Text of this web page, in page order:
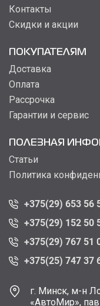
Контакты
Скидки и акции
ПОКУПАТЕЛЯМ
Доставка
Оплата
Рассрочка
Гарантии и сервис
ПОЛЕЗНАЯ
Статьи
Политика
+375(29) 653 56
+375(29) 152 50
+375(29) 767 51
+375(25) 747 37
г. Минск, м-н
«АвтоМир»,